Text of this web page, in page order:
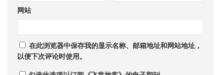
网站
在此浏览器中保存我的显示名称、邮箱地址和网站地址，
以便下次评论时使用。